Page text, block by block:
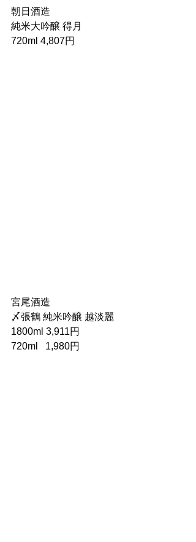
朝日酒造
純米大吟醸 得月
720ml 4,807円
宮尾酒造
〆張鶴 純米吟醸 越淡麗
1800ml 3,911円
720ml   1,980円